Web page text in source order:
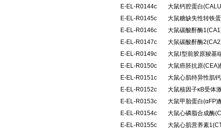
E-EL-R0144c
大鼠钙腔蛋白
E-EL-R0145c
大鼠糖缺失性转铁
E-EL-R0146c
大鼠碳酸酐酶
E-EL-R0147c
大鼠碳酸酐酶
E-EL-R0149c
大鼠Ⅰ型前胶原羧基
E-EL-R0150c
大鼠癌胚抗原
E-EL-R0151c
大鼠心肌特异性肌
E-EL-R0152c
大鼠核因子κB受体
E-EL-R0153c
大鼠甲胎蛋白(αFP)
E-EL-R0154c
大鼠心磷脂合成酶
E-EL-R0155c
大鼠心肌营养素